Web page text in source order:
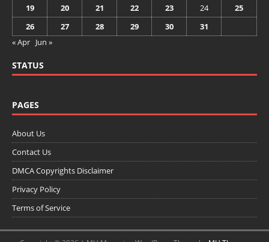
19
20 21 22 23 24
25
26
27 28 29 30
31
« Apr Jun »
STATUS
PAGES
About Us
Contact Us
DMCA Copyrights Disclaimer
Privacy Policy
Terms of Service